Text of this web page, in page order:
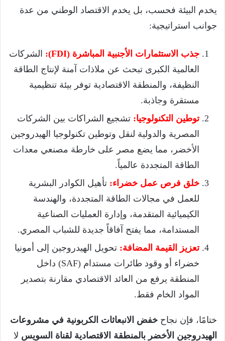
يخدم البيئة فحسب، بل يخدم الاقتصاد الوطني من عدة
جوانب استراتيجية:
جذب الاستثمارات الأجنبية المباشرة (FDI):
الشركات
العالمية الكبرى تبحث عن ملاذات آمنة لإنتاج الطاقة
النظيفة، والمنطقة الاقتصادية توفر بيئة تنظيمية
مستقرة وجاذبة.
توطين التكنولوجيا: تشجيع الشراكات بين الشركات
المصرية والدولية لنقل وتوطين تكنولوجيا الهيدروجين
الأخضر، مما يضع مصر على خارطة مصنعي معدات
الطاقة المتجددة عالمياً.
خلق فرص عمل خضراء: تأهيل الكوادر البشرية
للعمل في مجالات الطاقة المتجددة، والهندسة
الكيميائية المتقدمة، وإدارة العمليات الصناعية
المستدامة، مما يفتح آفاقاً جديدة للشباب المصري.
تعزيز القيمة المضافة: تحويل الهيدروجين إلى أمونيا
خضراء أو وقود طائرات مستدام (SAF) داخل
المنطقة يرفع من العائد الاقتصادي مقارنة بتصدير
المواد الخام فقط.
ختامًا، فإن نجاح خفض الانبعاثات الكربونية في مشروعات
الهيدروجين الأخضر بالمنطقة الاقتصادية لقناة السويس لا